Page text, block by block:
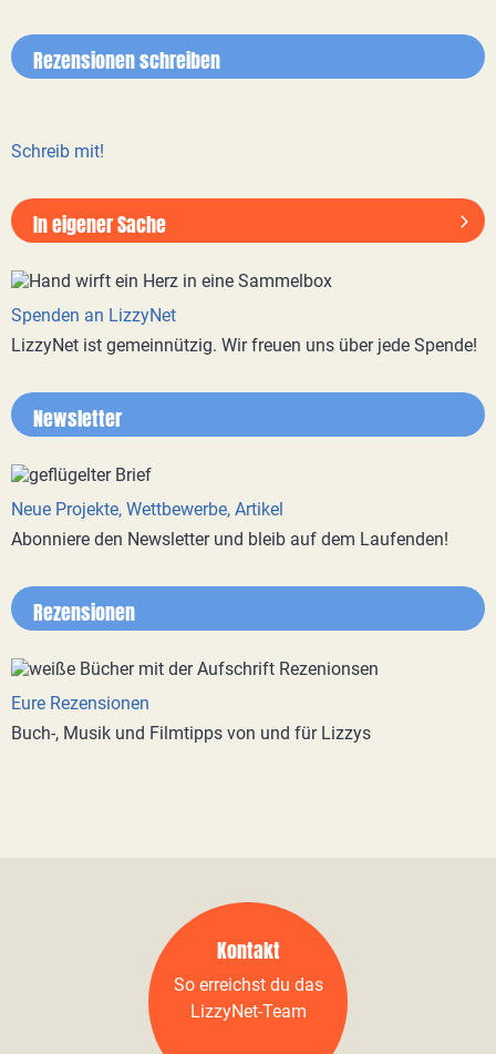
Rezensionen schreiben
Schreib mit!
In eigener Sache
Spenden an LizzyNet
LizzyNet ist gemeinnützig. Wir freuen uns über jede Spende!
Newsletter
Neue Projekte, Wettbewerbe, Artikel
Abonniere den Newsletter und bleib auf dem Laufenden!
Rezensionen
Eure Rezensionen
Buch-, Musik und Filmtipps von und für Lizzys
Kontakt
So erreichst du das
LizzyNet-Team